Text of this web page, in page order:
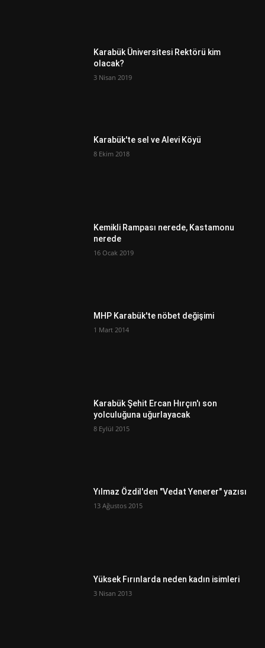
Karabük Üniversitesi Rektörü kim
olacak?
3 Nisan 2019
Karabük'te sel ve Alevi Köyü
8 Ekim 2018
Kemikli Rampası nerede, Kastamonu
nerede
16 Ocak 2019
MHP Karabük'te nöbet değişimi
1 Mart 2014
Karabük Şehit Ercan Hırçın'ı son
yolculuğuna uğurlayacak
8 Eylül 2015
Yılmaz Özdil'den "Vedat Yenerer" yazısı
13 Ağustos 2015
Yüksek Fırınlarda neden kadın isimleri
3 Nisan 2013